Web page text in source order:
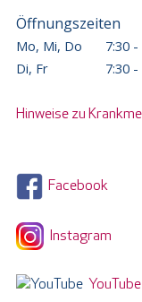
Öffnungszeiten
Mo, Mi, Do
7:30
Di, Fr
7:30
Hinweise zu
Facebook
Instagram
YouTube